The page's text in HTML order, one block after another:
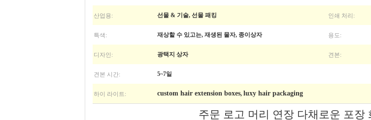
산업용: 선물 & 기술, 선물 패킹 인쇄 처리:
특색: 재상할 수 있고는, 재생된 물자, 종이상자 용도:
디자인: 광택지 상자 견본:
견본 시간: 5~7일
하이 라이트: custom hair extension boxes, luxy hair packaging
주문 로고 머리 연장 다채로운 포장